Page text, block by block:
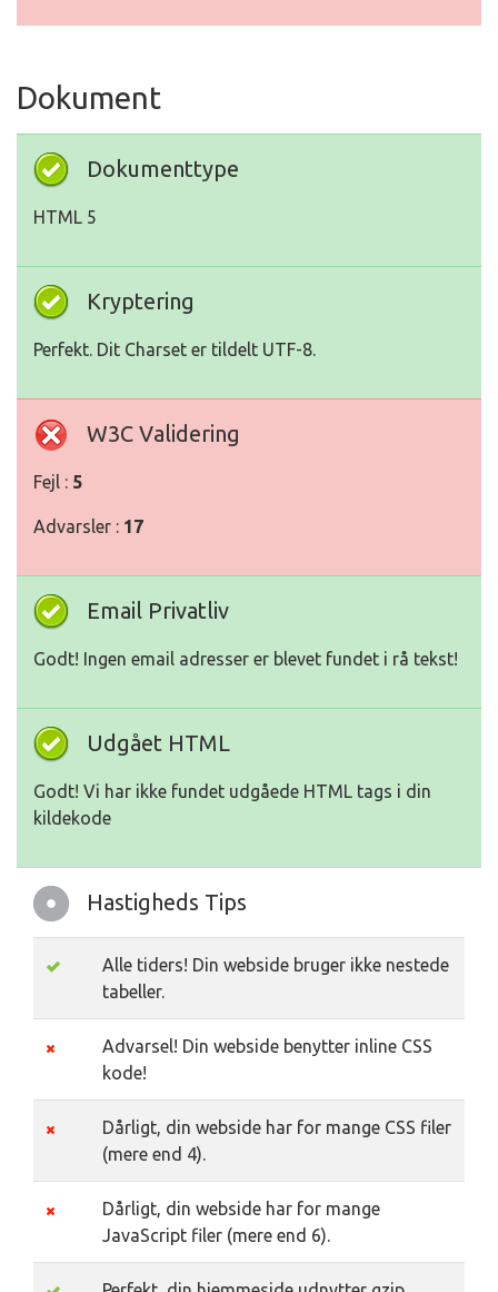
Dokument
Dokumenttype
HTML 5
Kryptering
Perfekt. Dit Charset er tildelt UTF-8.
W3C Validering
Fejl : 5
Advarsler : 17
Email Privatliv
Godt! Ingen email adresser er blevet fundet i rå tekst!
Udgået HTML
Godt! Vi har ikke fundet udgåede HTML tags i din
kildekode
Hastigheds Tips
Alle tiders! Din webside bruger ikke nestede
tabeller.
Advarsel! Din webside benytter inline CSS
kode!
Dårligt, din webside har for mange CSS filer
(mere end 4).
Dårligt, din webside har for mange
JavaScript filer (mere end 6).